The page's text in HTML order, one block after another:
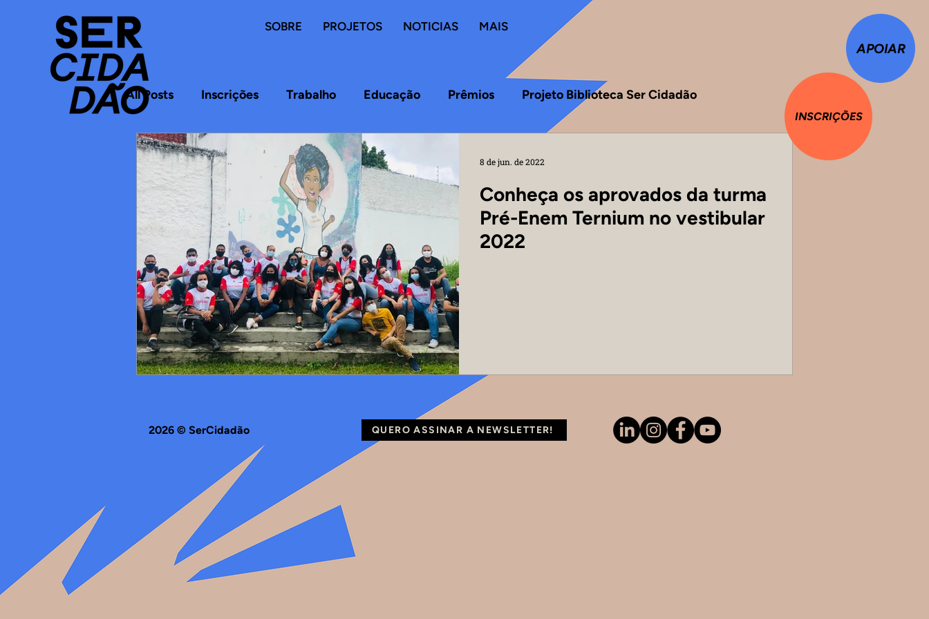
APOIAR
INSCRIÇÕES
SOBRE PROJETOS NOTICIAS MAIS
All Posts Inscrições Trabalho Educação Prêmios Projeto Biblioteca Ser Cidadão
Conheça os aprovados da turma
Pré-Enem Ternium no vestibular
2022
8 de jun. de 2022
2026 © SerCidadão QUERO ASSINAR A NEWSLETTER!